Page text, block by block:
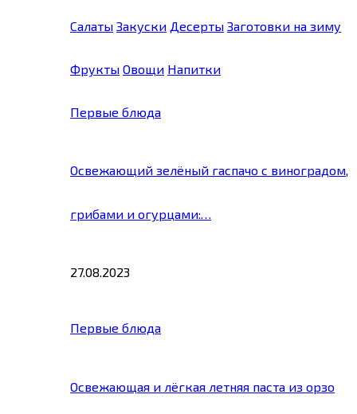
Салаты Закуски Десерты Заготовки на зиму
Фрукты Овощи Напитки
Первые блюда
Освежающий зелёный гаспачо с виноградом,
грибами и огурцами:…
27.08.2023
Первые блюда
Освежающая и лёгкая летняя паста из орзо